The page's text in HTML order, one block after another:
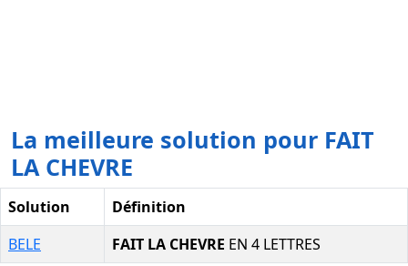
La meilleure solution pour FAIT
LA CHEVRE
Solution
Définition
BELE
FAIT LA CHEVRE EN 4 LETTRES